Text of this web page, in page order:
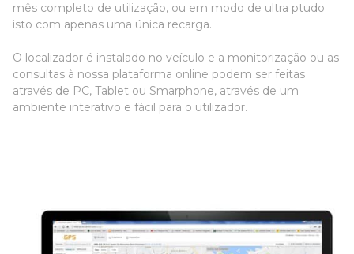
mês completo de utilização, ou em modo de ultra ptudo
isto com apenas uma única recarga.
O localizador é instalado no veículo e a monitorização ou as
consultas à nossa plataforma online podem ser feitas
através de PC, Tablet ou Smarphone, através de um
ambiente interativo e fácil para o utilizador.